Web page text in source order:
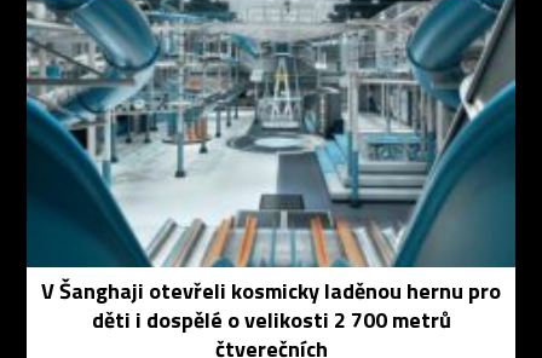
V Šanghaji otevřeli kosmicky laděnou hernu pro
děti i dospělé o velikosti 2 700 metrů
čtverečních